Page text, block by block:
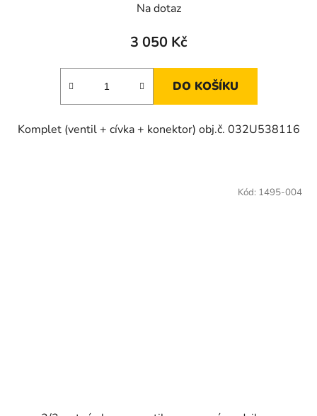
Na dotaz
3 050 Kč
DO KOŠÍKU
Komplet (ventil + cívka + konektor) obj.č. 032U538116
Kód: 1495-004